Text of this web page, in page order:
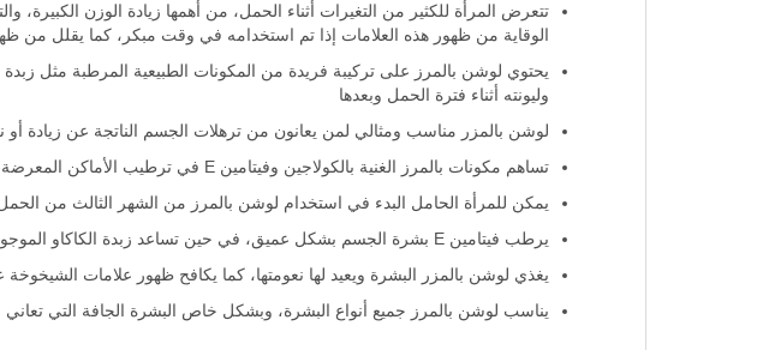
تتعرض المرأة للكثير من التغيرات أثناء الحمل، من أهمها زيادة الوزن
الوقاية من ظهور هذه العلامات إذا تم استخدامه في وقت مبكر، كما يقلل من
يحتوي لوشن بالمرز على تركيبة فريدة من المكونات الطبيعية المرطبة مثل
وليونته أثناء فترة الحمل وبعدها
لوشن بالمزر مناسب ومثالي لمن يعانون من ترهلات الجسم الناتجة عن زيادة
تساهم مكونات بالمرز الغنية بالكولاجين وفيتامين E في ترطيب الأماكن المعرضة لخطر علامات تمدد الجلد بشكل مضاعف، مثل الأرداف والفخذين والبطن
يمكن للمرأة الحامل البدء في استخدام لوشن بالمرز من الشهر الثالث من
يرطب فيتامين E بشرة الجسم بشكل عميق، في حين تساعد زبدة الكاكاو الموجودة ضمن مكونات لوشن بالمرز في منع وتقليل علامات التمدد
يغذي لوشن بالمزر البشرة ويعيد لها نعومتها، كما يكافح ظهور علامات
يناسب لوشن بالمرز جميع أنواع البشرة، وبشكل خاص البشرة الجافة التي